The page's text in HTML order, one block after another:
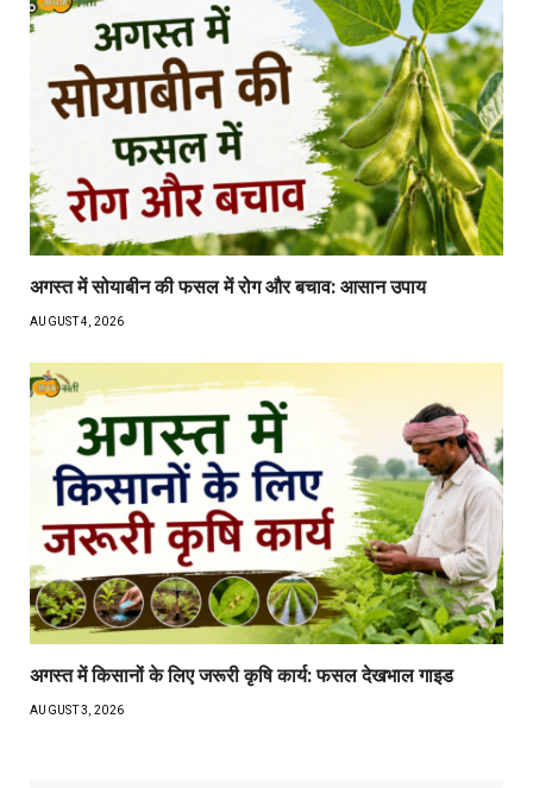
अगस्त में सोयाबीन की फसल में रोग और बचाव: आसान उपाय
AUGUST 4, 2026
अगस्त में किसानों के लिए जरूरी कृषि कार्य: फसल देखभाल गाइड
AUGUST 3, 2026